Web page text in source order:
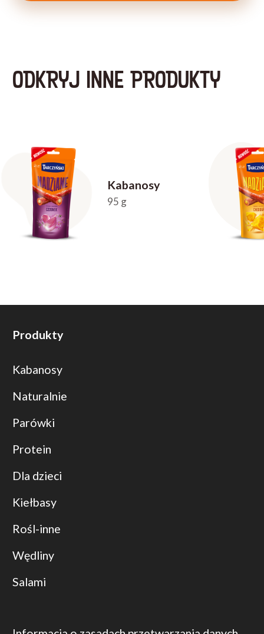
ODKRYJ INNE PRODUKTY
Kabanosy
95 g
Produkty
Kabanosy
Naturalnie
Parówki
Protein
Dla dzieci
Kiełbasy
Rośl-inne
Wędliny
Salami